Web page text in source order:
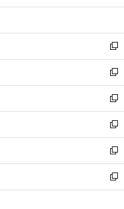
開
ウ
開
く
ン
ウ
で
開
く
ウ
ン
ド
ウ
で
開
く
新
し
い
ウ
ィ
ン
ド
ウ
で
開
く
新
し
い
ウ
ィ
ン
ド
ウ
で
開
新
し
い
ウ
ィ
ン
ド
ウ
新
し
い
ウ
ィ
ン
新
し
い
ウ
新
し